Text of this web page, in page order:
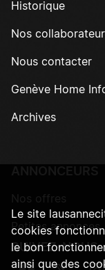
Historique
Nos
Nous contacter
Genève Home
Archives
Petites annonces
SUIVEZ-NOUS
Le site
cookies
le bon
ainsi que des